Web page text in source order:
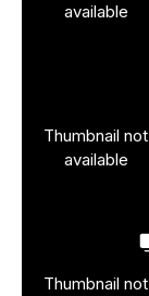
available
Thumbnail not
available
Thumbnail not